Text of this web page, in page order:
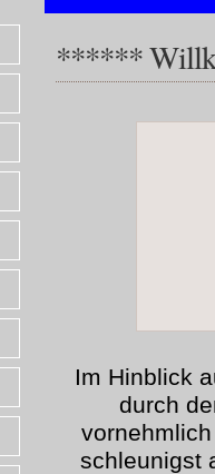
******
Im Hinblick
durch
schleunigst